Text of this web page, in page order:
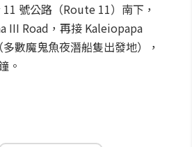
號公路（Route 11）南下，
III Road，再接 Kaleiopapa
數魔鬼魚夜潛船隻出發地），
。